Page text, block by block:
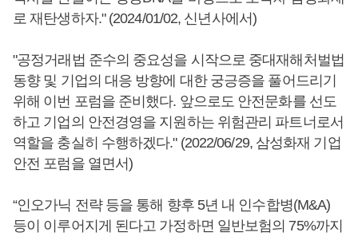
로 재탄생하자." (2024/01/02, 신년사에서)
"공정거래법 준수의 중요성을 시작으로 중대재해처벌법
동향 및 기업의 대응 방향에 대한 궁긍증을 풀어드리기
위해 이번 포럼을 준비했다. 앞으로도 안전문화를 선도
하고 기업의 안전경영을 지원하는 위험관리 파트너로서
역할을 충실히 수행하겠다." (2022/06/29, 삼성화재 기업
안전 포럼을 열면서)
“인오가닉 전략 등을 통해 향후 5년 내 인수합병(M&A)
등이 이루어지게 된다고 가정하면 일반보험의 75%까지